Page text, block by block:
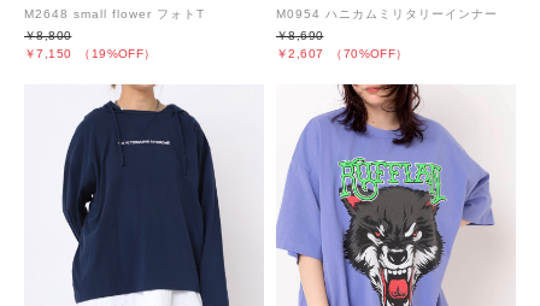
M2648 small flower フォトT
￥7,150 （19%OFF）
￥8,800
M0954 ハニカムミリタリーインナー
￥2,607 （70%OFF）
￥8,690